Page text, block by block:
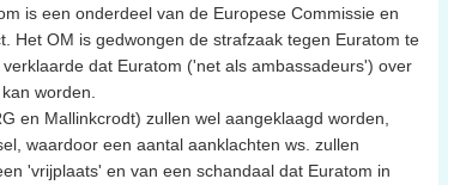
is een onderdeel van de Europese Commissie en
Het OM is gedwongen de strafzaak tegen Euratom te
dat Euratom ('net als ambassadeurs') over
worden.
en Mallinkcrodt) zullen wel aangeklaagd worden,
waardoor een aantal aanklachten ws. zullen
'vrijplaats' en van een schandaal dat Euratom in